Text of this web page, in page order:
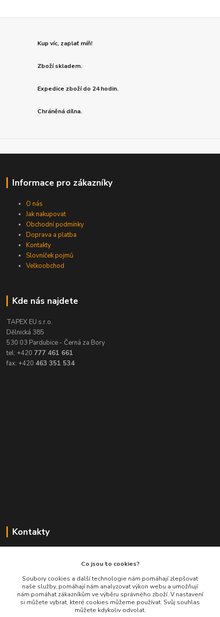
Kup víc, zaplať míň!
Zboží skladem.
Expedice zboží do 24 hodin.
Chráněná dílna.
Informace pro zákazníky
O nás
Jak nakupovat
Obchodní podmínky
Doprava a platba
Kontakty
Slovníček pojmů
Velkoobchod
Kde nás najdete
TAPEX EU s.r.o.
Dělnická 385
530 03 Pardubice - Černá za Bory
tel: +420 777 461 661
fax: +420 463 351 534
Kontakty
+420 777 461 661
(Po-Pá, 8-16 hod.)
info@balimespolu.cz
Co jsou to cookies?
Soubory cookies a další technologie nám pomáhají zlepšovat
naše služby, pomáhají nám analyzovat výkon webu a umožňují
nám pomáhat zákazníkům ve výběru správného zboží. V nastavení
si můžete vybrat, které cookies můžeme používat. Svůj souhlas
můžete kdykoliv odvolat.